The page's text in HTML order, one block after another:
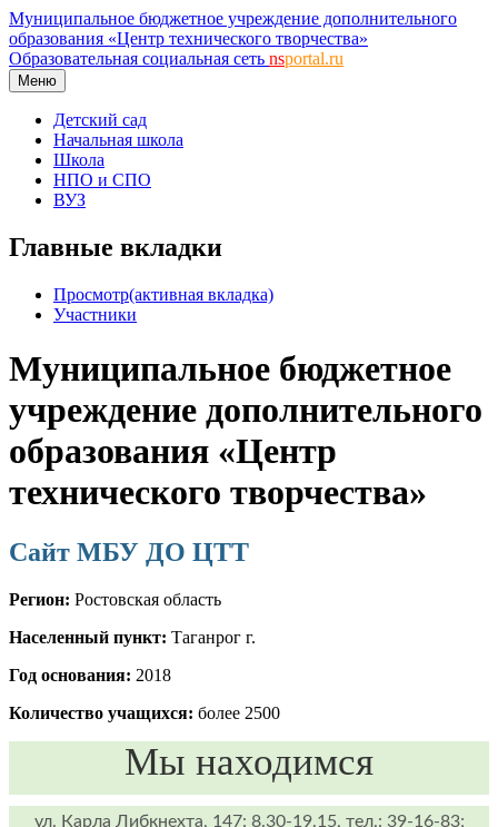
Муниципальное бюджетное учреждение дополнительного
образования «Центр технического творчества»
Образовательная социальная сеть nsportal.ru
Меню
Детский сад
Начальная школа
Школа
НПО и СПО
ВУЗ
Главные вкладки
Просмотр(активная вкладка)
Участники
Муниципальное бюджетное
учреждение дополнительного
образования «Центр
технического творчества»
Сайт МБУ ДО ЦТТ
Регион: Ростовская область
Населенный пункт: Таганрог г.
Год основания: 2018
Количество учащихся: более 2500
Мы находимся
ул. Карла Либкнехта, 147: 8.30-19.15, тел.: 39-16-83;